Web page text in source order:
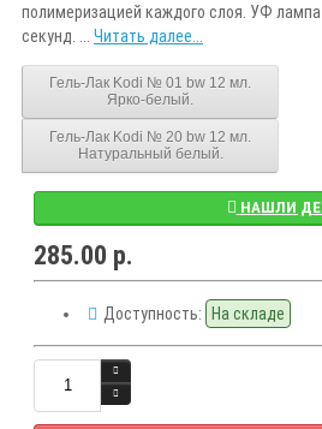
полимеризацией каждого слоя. УФ
секунд. ... Читать далее...
Гель-Лак Kodi № 01 bw 12 мл.
Ярко-белый.
Гель-Лак Kodi № 20 bw 12 мл.
Натуральный белый.
НАШЛИ
285.00 р.
Доступность: На складе